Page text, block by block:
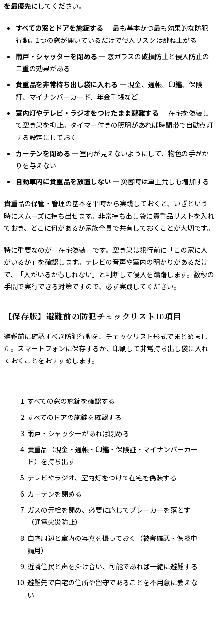
を最優先にしてください。
すべての窓とドアを施錠する — 最も基本かつ最も効果的な防犯
行動。1つの窓が開いているだけで侵入リスクは跳ね上がる
雨戸・シャッターを閉める — 窓ガラスの破損防止と侵入防止の
二重の効果がある
貴重品を非常持ち出し袋に入れる — 現金、通帳、印鑑、保険
証、マイナンバーカード、年金手帳など
室内灯やテレビ・ラジオをつけたまま避難する — 在宅を偽装し
て空き巣を抑止。タイマー付きの照明があれば時間帯で自動点灯
する設定にしておく
カーテンを閉める — 室内が見えないようにして、物色の手がか
りを与えない
自動車内に貴重品を放置しない — 災害時は車上荒しも増加する
貴重品の保管・管理の基本を平時から実践しておくと、いざという
時にスムーズに持ち出せます。非常持ち出し袋に貴重品リストを入れ
ておき、どこに何があるか家族全員で共有しておくことが大切です。
特に重要なのが「在宅偽装」です。空き巣は犯行前に「この家に人
がいるか」を確認します。テレビの音声や室内の明かりがあるだけ
で、「人がいるかもしれない」と判断して侵入を躊躇します。数秒の
手間で実行できる対策ですので、必ず実践してください。
【保存版】避難前の防犯チェックリスト10項目
避難前に確認すべき防犯行動を、チェックリスト形式でまとめまし
た。スマートフォンに保存するか、印刷して非常持ち出し袋に入れ
ておくことをおすすめします。
すべての窓の施錠を確認する
すべてのドアの施錠を確認する
雨戸・シャッターがあれば閉める
貴重品（現金・通帳・印鑑・保険証・マイナンバーカー
ド）を持ち出す
テレビやラジオ、室内灯をつけて在宅を偽装する
カーテンを閉める
ガスの元栓を閉め、必要に応じてブレーカーを落とす
（通電火災防止）
自宅周辺と室内の写真を撮っておく（被害確認・保険申
請用）
近隣住民と声を掛け合い、可能であれば一緒に避難する
避難先で自宅の住所や留守であることを不用意に教えな
い